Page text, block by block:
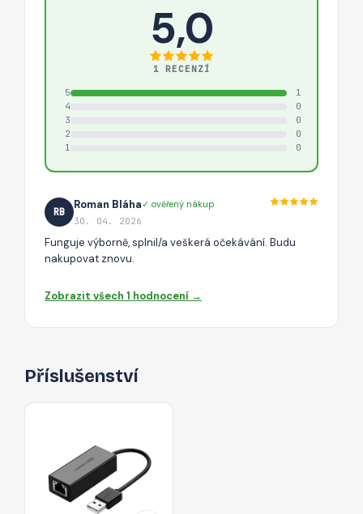
5,0
1 RECENZÍ
5
1
4
0
3
0
2
0
1
0
RB
Roman Bláha✓ ověřený nákup
30. 04. 2026
Funguje výborně, splnil/a veškerá očekávání. Budu
nakupovat znovu.
Zobrazit všech 1 hodnocení →
Příslušenství